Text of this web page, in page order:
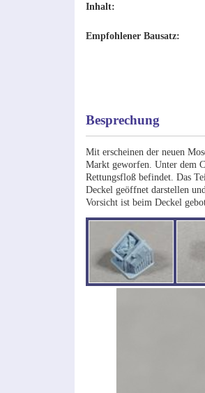
Inhalt:
Empfohlener Bausatz:
Besprechung
Mit erscheinen der neuen
Markt geworfen. Unter dem
Rettungsfloß befindet. Das
Deckel geöffnet darstellen
Vorsicht ist beim Deckel